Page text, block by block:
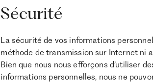
Sécurité
La sécurité de vos informations
méthode de transmission sur Internet ni
Bien que nous nous efforçons d’utiliser
informations personnelles, nous ne